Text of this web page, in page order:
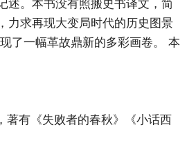
述。本书没有照搬史书译文，简
力求再现大变局时代的历史图景
了一幅革故鼎新的多彩画卷。 本
有《失败者的春秋》《小话西